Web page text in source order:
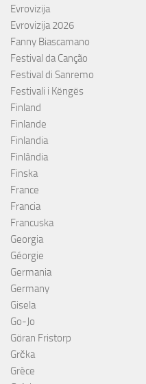
Evrovizija
Evrovizija 2026
Fanny Biascamano
Festival da Canção
Festival di Sanremo
Festivali i Këngës
Finland
Finlande
Finlandia
Finlândia
Finska
France
Francia
Francuska
Georgia
Géorgie
Germania
Germany
Gisela
Go-Jo
Göran Fristorp
Grčka
Grèce